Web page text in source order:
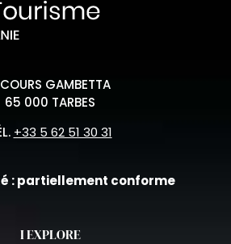
GAMBETTA
65 000 TARBES
+33 5 62 51 30 31
: partiellement conforme
I EXPLORE